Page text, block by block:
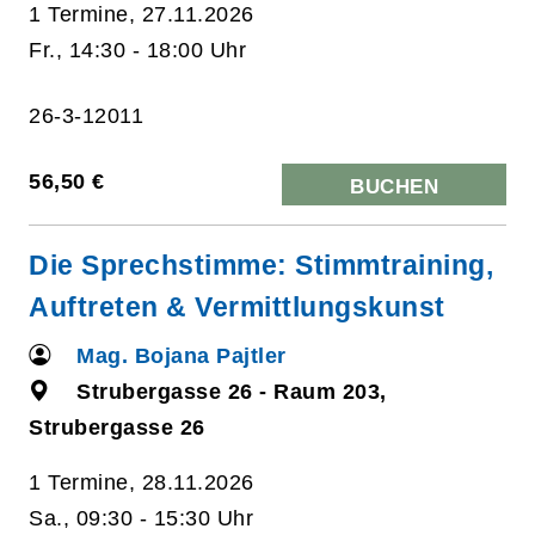
1 Termine, 27.11.2026
Fr., 14:30 - 18:00 Uhr
26-3-12011
56,50 € BUCHEN
Die Sprechstimme: Stimmtraining,
Auftreten & Vermittlungskunst
Mag. Bojana Pajtler
Strubergasse 26 - Raum 203,
Strubergasse 26
1 Termine, 28.11.2026
Sa., 09:30 - 15:30 Uhr